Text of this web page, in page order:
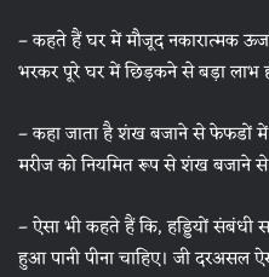
– कहते हैं घर में मौजूद नकारात्मक
भरकर पूरे घर में छिड़कने से बड़ा लाभ
– कहा जाता है शंख बजाने से फेफडों
मरीज को नियमित रूप से शंख बजाने
– ऐसा भी कहते हैं कि, हड्डियों
हुआ पानी पीना चाहिए। जी दरअसल